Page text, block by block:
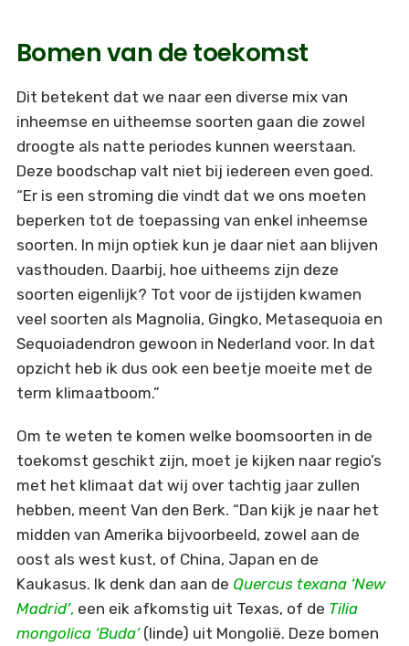
Bomen van de toekomst
Dit betekent dat we naar een diverse mix van
inheemse en uitheemse soorten gaan die zowel
droogte als natte periodes kunnen weerstaan.
Deze boodschap valt niet bij iedereen even goed.
“Er is een stroming die vindt dat we ons moeten
beperken tot de toepassing van enkel inheemse
soorten. In mijn optiek kun je daar niet aan blijven
vasthouden. Daarbij, hoe uitheems zijn deze
soorten eigenlijk? Tot voor de ijstijden kwamen
veel soorten als Magnolia, Gingko, Metasequoia en
Sequoiadendron gewoon in Nederland voor. In dat
opzicht heb ik dus ook een beetje moeite met de
term klimaatboom.”
Om te weten te komen welke boomsoorten in de
toekomst geschikt zijn, moet je kijken naar regio’s
met het klimaat dat wij over tachtig jaar zullen
hebben, meent Van den Berk. “Dan kijk je naar het
midden van Amerika bijvoorbeeld, zowel aan de
oost als west kust, of China, Japan en de
Kaukasus. Ik denk dan aan de Quercus texana ‘New
Madrid’, een eik afkomstig uit Texas, of de Tilia
mongolica ‘Buda’(linde) uit Mongolië. Deze bomen